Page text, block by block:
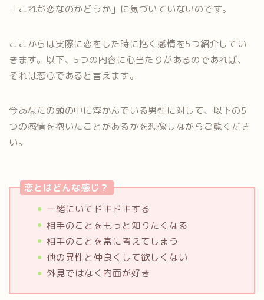
「これが恋なのかどうか」に気づいていないのです。
ここからは実際に恋をした時に抱く感情を5つ紹介してい
きます。以下、5つの内容に心当たりがあるのであれば、
それは恋心であると言えます。
今あなたの頭の中に浮かんでいる男性に対して、以下の5
つの感情を抱いたことがあるかを想像しながらご覧くださ
い。
恋とはどんな感じ？
一緒にいてドキドキする
相手のことをもっと知りたくなる
相手のことを常に考えてしまう
他の異性と仲良くして欲しくない
外見ではなく内面が好き